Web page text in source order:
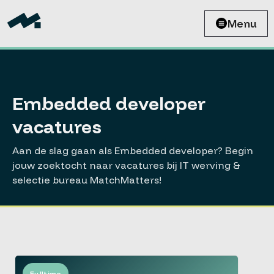
Menu
Embedded developer
vacatures
Aan de slag gaan als Embedded developer? Begin
jouw zoektocht naar vacatures bij IT werving &
selectie bureau MatchMatters!